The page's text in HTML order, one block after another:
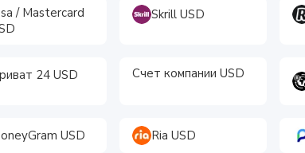
/ Mastercard
Skrill USD
24 USD Счет компании USD
USD Ria USD